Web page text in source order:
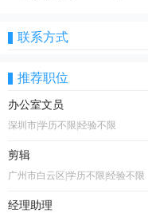
联系方式
推荐职位
办公室文员
深圳市|学历不限|经验不限
剪辑
广州市白云区|学历不限|经验不限
经理助理